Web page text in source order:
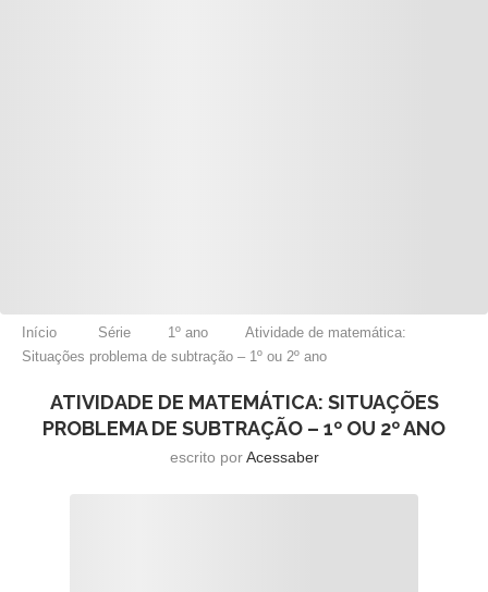
Início Série 1º ano
Atividade de matemática:
Situações problema de subtração – 1º ou 2º ano
ATIVIDADE DE MATEMÁTICA: SITUAÇÕES
PROBLEMA DE SUBTRAÇÃO – 1º OU 2º ANO
escrito porAcessaber